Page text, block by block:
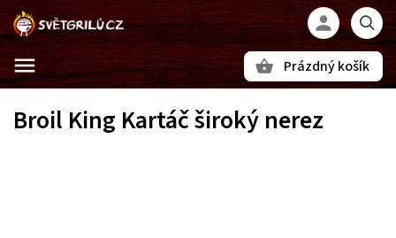
Prázdný košík
Broil King Kartáč široký nerez